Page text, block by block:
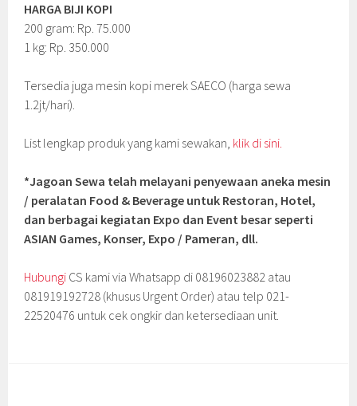
HARGA BIJI KOPI
200 gram: Rp. 75.000
1 kg: Rp. 350.000
Tersedia juga mesin kopi merek SAECO (harga sewa
1.2jt/hari).
List lengkap produk yang kami sewakan, klik di sini.
*Jagoan Sewa telah melayani penyewaan aneka mesin
/ peralatan Food & Beverage untuk Restoran, Hotel,
dan berbagai kegiatan Expo dan Event besar seperti
ASIAN Games, Konser, Expo / Pameran, dll.
Hubungi CS kami via Whatsapp di 08196023882 atau
081919192728 (khusus Urgent Order) atau telp 021-
22520476 untuk cek ongkir dan ketersediaan unit.